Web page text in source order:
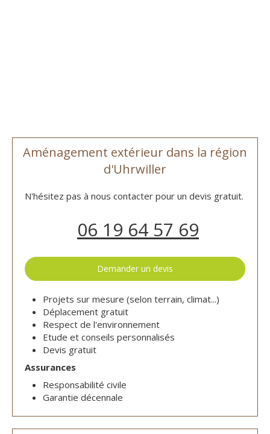
Aménagement extérieur dans la région
d'Uhrwiller
N'hésitez pas à nous contacter pour un devis gratuit.
06 19 64 57 69
Demander un devis
Projets sur mesure (selon terrain, climat...)
Déplacement gratuit
Respect de l'environnement
Etude et conseils personnalisés
Devis gratuit
Assurances
Responsabilité civile
Garantie décennale